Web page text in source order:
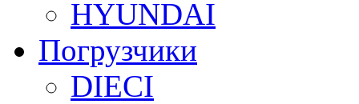
HYUNDAI
Погрузчики
DIECI